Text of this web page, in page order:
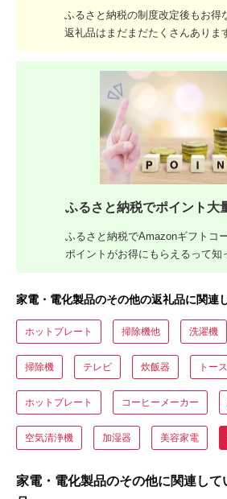
ふるさと納税の制度改定後もお得
返礼品はまだまだたくさんありま
ふるさと納税でポイント大
ふるさと納税でAmazonギフトコ
ポイントがお得にもらえるって知
家電・電化製品のその他の返礼品に関連
ホットプレート 掃除機他 洗濯機
掃除機 テレビ 炊飯器 トー
ホットプレート コーヒーメーカー
空気清浄機 加湿器 美容家電
家電・電化製品のその他に関連して